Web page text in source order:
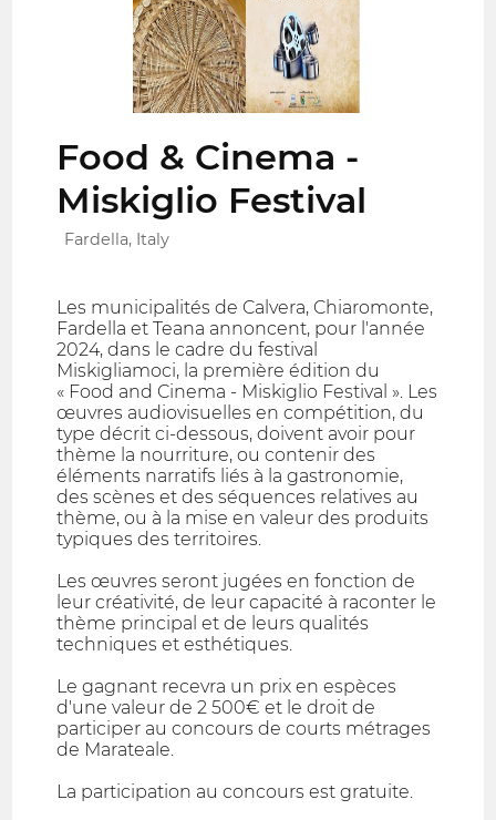
Food & Cinema -
Miskiglio Festival
Fardella, Italy
Les municipalités de Calvera, Chiaromonte,
Fardella et Teana annoncent, pour l'année
2024, dans le cadre du festival
Miskigliamoci, la première édition du
« Food and Cinema - Miskiglio Festival ». Les
œuvres audiovisuelles en compétition, du
type décrit ci-dessous, doivent avoir pour
thème la nourriture, ou contenir des
éléments narratifs liés à la gastronomie,
des scènes et des séquences relatives au
thème, ou à la mise en valeur des produits
typiques des territoires.
Les œuvres seront jugées en fonction de
leur créativité, de leur capacité à raconter le
thème principal et de leurs qualités
techniques et esthétiques.
Le gagnant recevra un prix en espèces
d'une valeur de 2 500€ et le droit de
participer au concours de courts métrages
de Marateale.
La participation au concours est gratuite.